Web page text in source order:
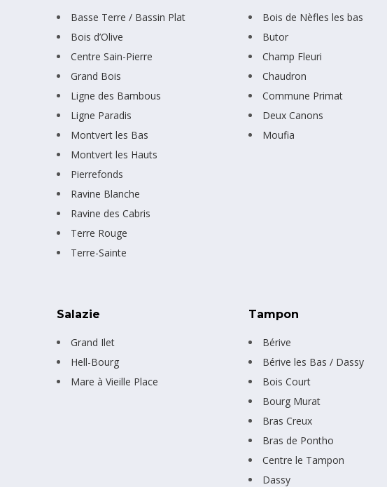
Basse Terre / Bassin Plat
Bois d’Olive
Centre Sain-Pierre
Grand Bois
Ligne des Bambous
Ligne Paradis
Montvert les Bas
Montvert les Hauts
Pierrefonds
Ravine Blanche
Ravine des Cabris
Terre Rouge
Terre-Sainte
Bois de Nèfles les bas
Butor
Champ Fleuri
Chaudron
Commune Primat
Deux Canons
Moufia
Salazie
Grand Ilet
Hell-Bourg
Mare à Vieille Place
Tampon
Bérive
Bérive les Bas / Dassy
Bois Court
Bourg Murat
Bras Creux
Bras de Pontho
Centre le Tampon
Dassy